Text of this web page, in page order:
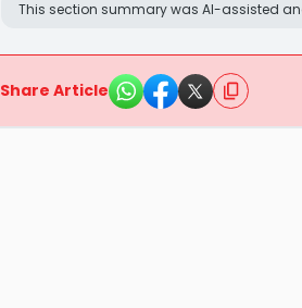
This section summary was AI-assisted
Share Article